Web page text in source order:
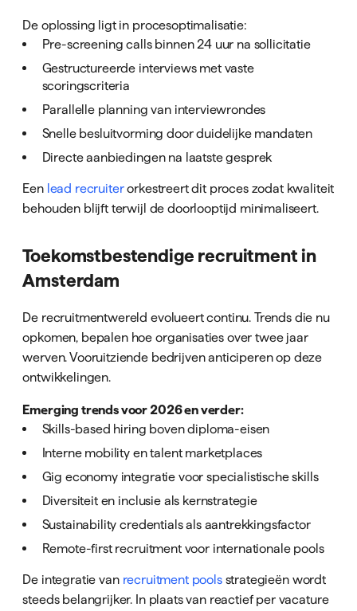
De oplossing ligt in procesoptimalisatie:
Pre-screening calls binnen 24 uur na sollicitatie
Gestructureerde interviews met vaste
scoringscriteria
Parallelle planning van interviewrondes
Snelle besluitvorming door duidelijke mandaten
Directe aanbiedingen na laatste gesprek
Een lead recruiterorkestreert dit proces zodat kwaliteit
behouden blijft terwijl de doorlooptijd minimaliseert.
Toekomstbestendige recruitment in
Amsterdam
De recruitmentwereld evolueert continu. Trends die nu
opkomen, bepalen hoe organisaties over twee jaar
werven. Vooruitziende bedrijven anticiperen op deze
ontwikkelingen.
Emerging trends voor 2026 en verder:
Skills-based hiring boven diploma-eisen
Interne mobility en talent marketplaces
Gig economy integratie voor specialistische skills
Diversiteit en inclusie als kernstrategie
Sustainability credentials als aantrekkingsfactor
Remote-first recruitment voor internationale pools
De integratie van recruitment poolsstrategieën wordt
steeds belangrijker. In plaats van reactief per vacature